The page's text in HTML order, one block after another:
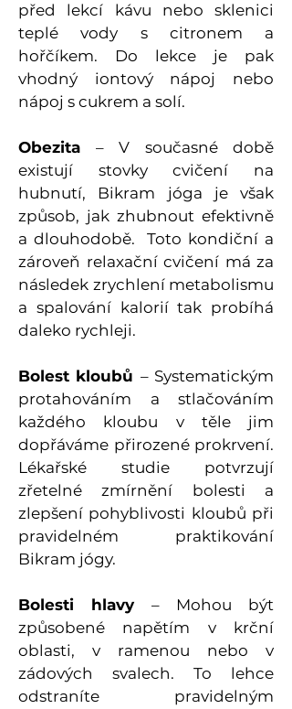
před lekcí kávu nebo sklenici
teplé vody s citronem a
hořčíkem. Do lekce je pak
vhodný iontový nápoj nebo
nápoj s cukrem a solí.
Obezita – V současné době
existují stovky cvičení na
hubnutí, Bikram jóga je však
způsob, jak zhubnout efektivně
a dlouhodobě. Toto kondiční a
zároveň relaxační cvičení má za
následek zrychlení metabolismu
a spalování kalorií tak probíhá
daleko rychleji.
Bolest kloubů – Systematickým
protahováním a stlačováním
každého kloubu v těle jim
dopřáváme přirozené prokrvení.
Lékařské studie potvrzují
zřetelné zmírnění bolesti a
zlepšení pohyblivosti kloubů při
pravidelném praktikování
Bikram jógy.
Bolesti hlavy – Mohou být
způsobené napětím v krční
oblasti, v ramenou nebo v
zádových svalech. To lehce
odstraníte pravidelným